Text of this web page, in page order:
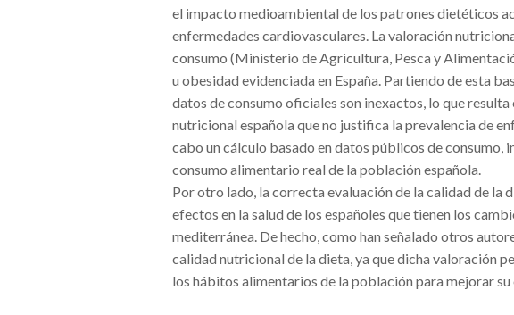
el impacto medioambiental de los patrones dietéticos
enfermedades cardiovasculares. La valoración
consumo (Ministerio de Agricultura, Pesca y
u obesidad evidenciada en España. Partiendo de esta
datos de consumo oficiales son inexactos, lo que
nutricional española que no justifica la prevalencia de
cabo un cálculo basado en datos públicos de
consumo alimentario real de la población española.
Por otro lado, la correcta evaluación de la calidad de la
efectos en la salud de los españoles que tienen los
mediterránea. De hecho, como han señalado otros
calidad nutricional de la dieta, ya que dicha valoración
los hábitos alimentarios de la población para mejorar